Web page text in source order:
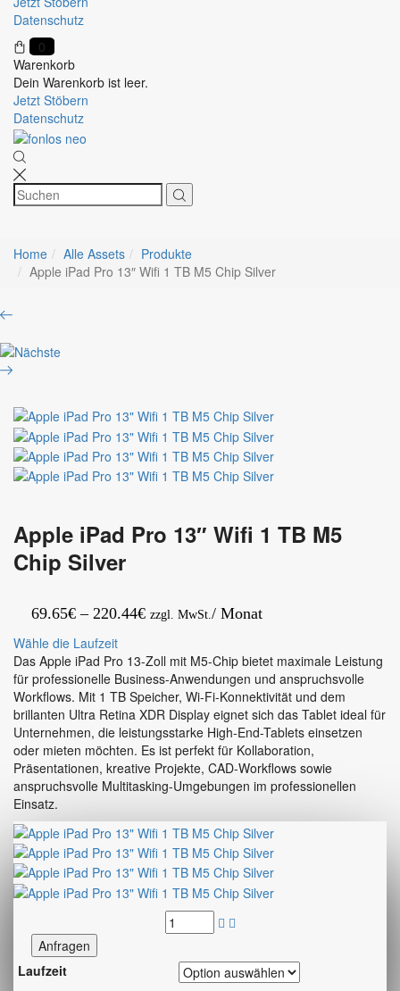
Datenschutz
0
Warenkorb
Dein Warenkorb ist leer.
Jetzt Stöbern
Datenschutz
Home Alle Assets
Produkte
Apple iPad Pro 13″ Wifi 1 TB M5 Chip Silver
Product
TERRA
in-
One-
wh
Greenline
Intel
Core
Gen)
16
GB
SSD
Win11Pro
Apple
iPad
Wifi
512
GB
M5
Apple iPad Pro 13″ Wifi 1 TB M5
Chip Silver
69.65€ – 220.44€Preisspanne:
bis
220.44€
zzgl. MwSt./ Monat
Wähle die Laufzeit
Das Apple iPad Pro 13-Zoll mit M5-Chip bietet maximale Leistung
für professionelle Business-Anwendungen und anspruchsvolle
Workflows. Mit 1 TB Speicher, Wi-Fi-Konnektivität und dem
brillanten Ultra Retina XDR Display eignet sich das Tablet ideal für
Unternehmen, die leistungsstarke High-End-Tablets einsetzen
oder mieten möchten. Es ist perfekt für Kollaboration,
Präsentationen, kreative Projekte, CAD-Workflows sowie
anspruchsvolle Multitasking-Umgebungen im professionellen
Einsatz.
Anfragen
Laufzeit